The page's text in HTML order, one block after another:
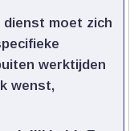
dienst moet zich
werktijden
wenst,